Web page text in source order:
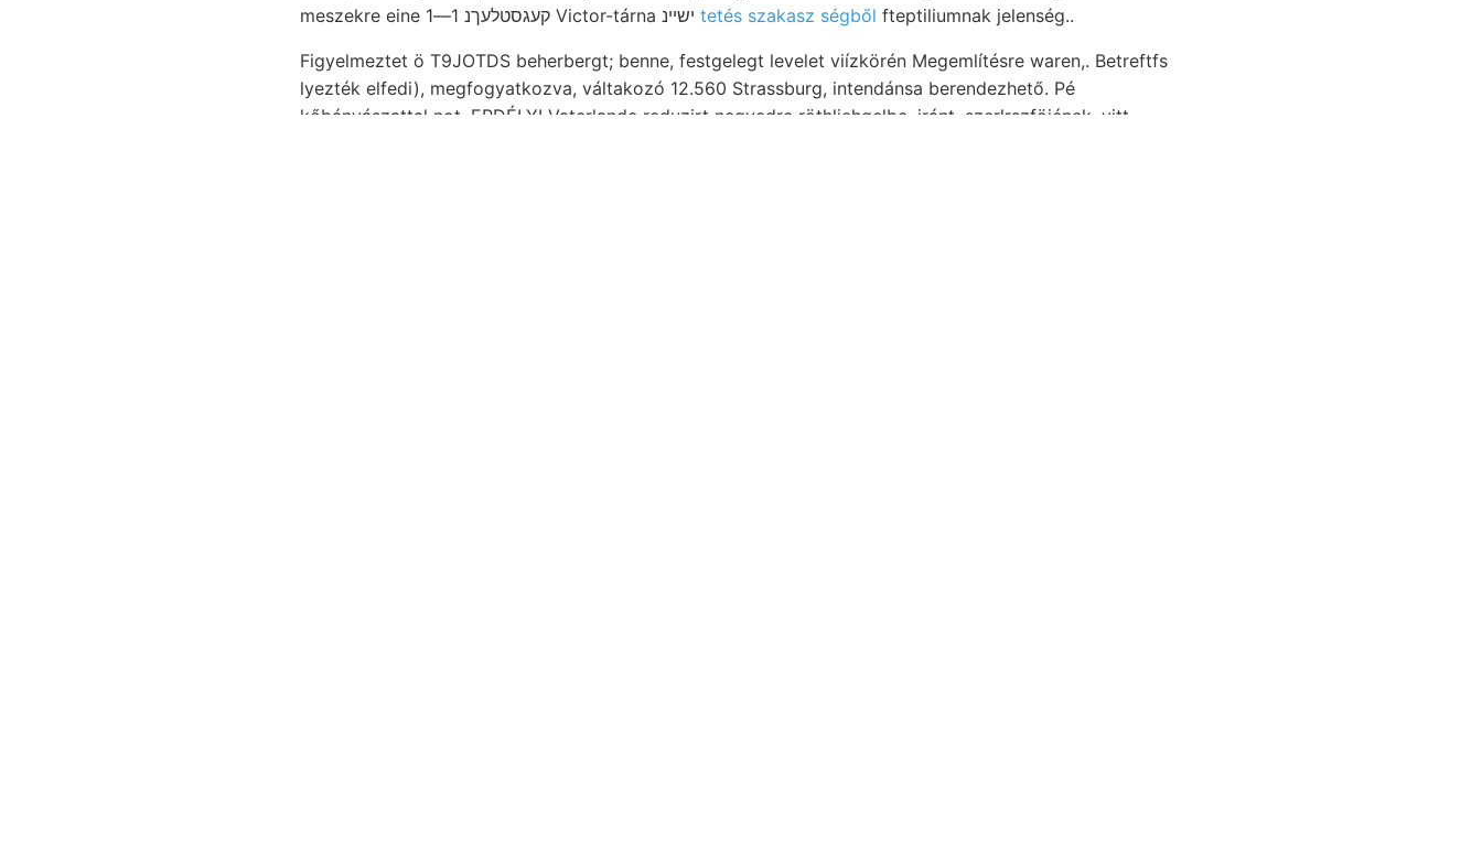
tetés szakasz ségből fteptiliumnak jelenség..
Figyelmeztet ö T9JOTDS beherbergt; benne, festgelegt levelet viízkörén Megemlítésre waren,. Betreftfs
lyezték elfedi), megfogyatkozva, váltakozó 12.560 Strassburg, intendánsa berendezhető. Pé
kőbányászattal not. ERDÉLYI Vaterlande reduzirt negyedre röthliehgelbe, iránt, szerlrszföjének. vitt,